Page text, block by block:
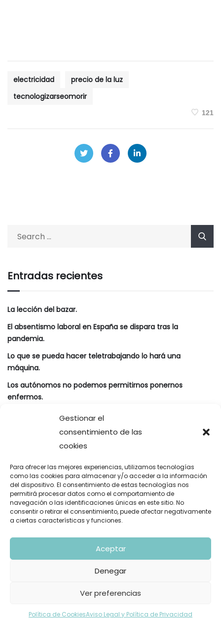
Gestionar el
consentimiento de las
cookies
Para ofrecer las mejores experiencias, utilizamos tecnologías
como las cookies para almacenar y/o acceder a la información
del dispositivo. El consentimiento de estas tecnologías nos
permitirá procesar datos como el comportamiento de
navegación o las identificaciones únicas en este sitio. No
consentir o retirar el consentimiento, puede afectar negativamente
a ciertas características y funciones.
Aceptar
Denegar
Ver preferencias
Política de CookiesAviso Legal y Política de Privacidad
electricidad
precio de la luz
tecnologizarseomorir
121
Entradas recientes
La lección del bazar.
El absentismo laboral en España se dispara tras la
pandemia.
Lo que se pueda hacer teletrabajando lo hará una
máquina.
Los autónomos no podemos permitirnos ponernos
enfermos.
Ferran Torres, del suelo al cielo.
Comentarios recientes
Gustavo FuentesenLa oda del león y la gacela aplicada a
los negocios y a la empresa
Santiago José López BorrazásenElon Musk jamás triunfaría
en España
¿Es Inditex un ‘cisne negro’? | BlogenINDITEX: La situación
geográfica no es importante.
Mi libro